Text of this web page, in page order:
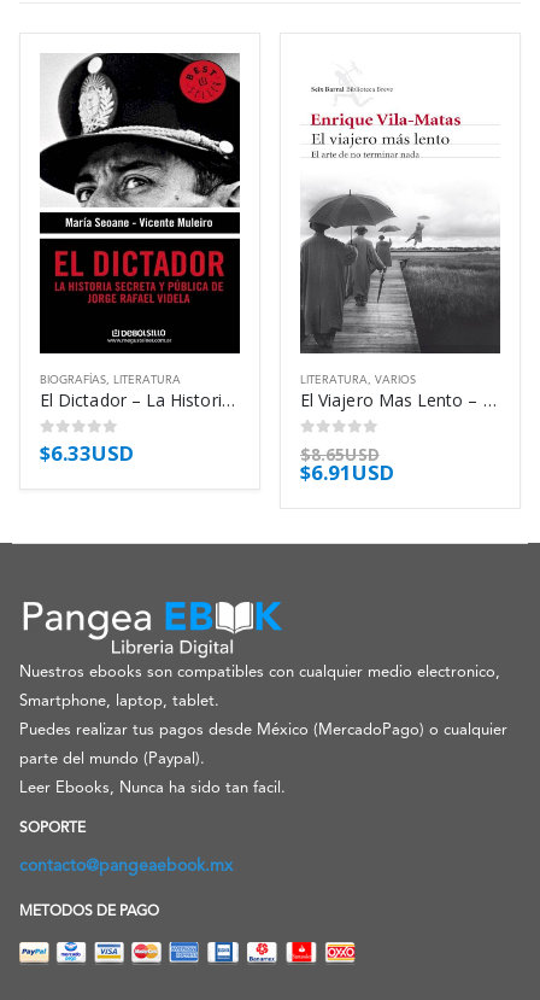
BIOGRAFÍAS, LITERATURA
El Dictador – La Historia Secreta Y – Seoane Maria Y Muleiro Vicente
0out of 5
$6.33USD
LITERATURA, VARIOS
El Viajero Mas Lento – El Arte De No – Vila Matas Enrique
0out of 5
$8.65USD
$6.91USD
Nuestros ebooks son compatibles con cualquier medio electronico,
Smartphone, laptop, tablet.
Puedes realizar tus pagos desde México (MercadoPago) o cualquier
parte del mundo (Paypal).
Leer Ebooks, Nunca ha sido tan facil.
SOPORTE
contacto@pangeaebook.mx
METODOS DE PAGO